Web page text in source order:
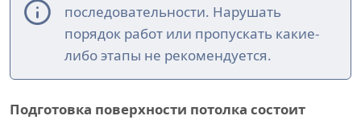
последовательности. Нарушать
порядок работ или пропускать какие-
либо этапы не рекомендуется.
Подготовка поверхности потолка состоит